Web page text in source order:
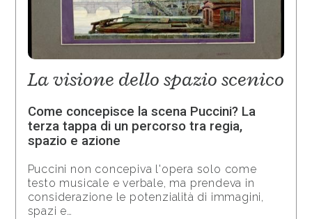
La visione dello spazio scenico
Come concepisce la scena Puccini? La
terza tappa di un percorso tra regia,
spazio e azione
Puccini non concepiva l'opera solo come
testo musicale e verbale, ma prendeva in
considerazione le potenzialità di immagini,
spazi e…